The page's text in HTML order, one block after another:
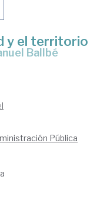
y el territorio
Pública